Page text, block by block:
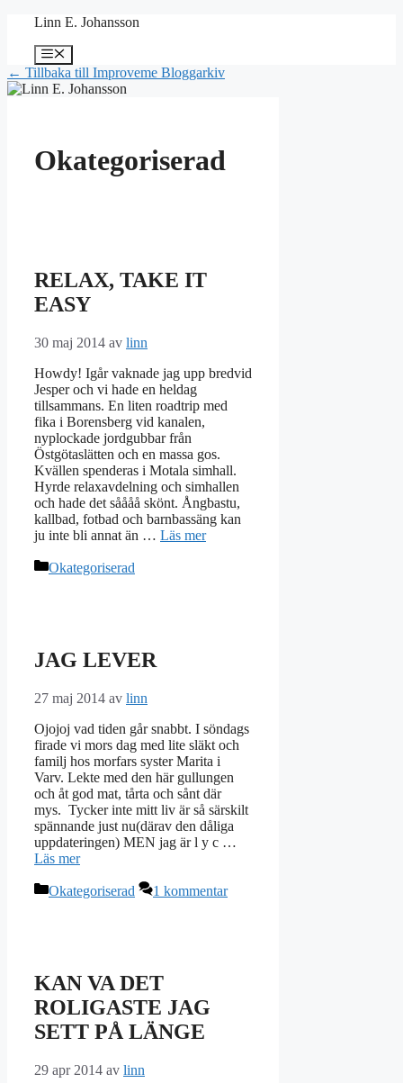
Hoppa
innehåll
Linn E. Johansson
Meny
← Tillbaka till Improveme Bloggarkiv
Okategoriserad
RELAX, TAKE IT
EASY
30 maj 2014 av linn
Howdy! Igår vaknade jag upp bredvid
Jesper och vi hade en heldag
tillsammans. En liten roadtrip med
fika i Borensberg vid kanalen,
nyplockade jordgubbar från
Östgötaslätten och en massa gos.
Kvällen spenderas i Motala simhall.
Hyrde relaxavdelning och simhallen
och hade det såååå skönt. Ångbastu,
kallbad, fotbad och barnbassäng kan
ju inte bli annat än … Läs mer
Kategorier
Okategoriserad
JAG LEVER
27 maj 2014 av linn
Ojojoj vad tiden går snabbt. I söndags
firade vi mors dag med lite släkt och
familj hos morfars syster Marita i
Varv. Lekte med den här gullungen
och åt god mat, tårta och sånt där
mys. Tycker inte mitt liv är så särskilt
spännande just nu(därav den dåliga
uppdateringen) MEN jag är l y c …
Läs mer
Kategorier
Okategoriserad 1 kommentar
KAN VA DET
ROLIGASTE JAG
SETT PÅ LÄNGE
29 apr 2014 av linn